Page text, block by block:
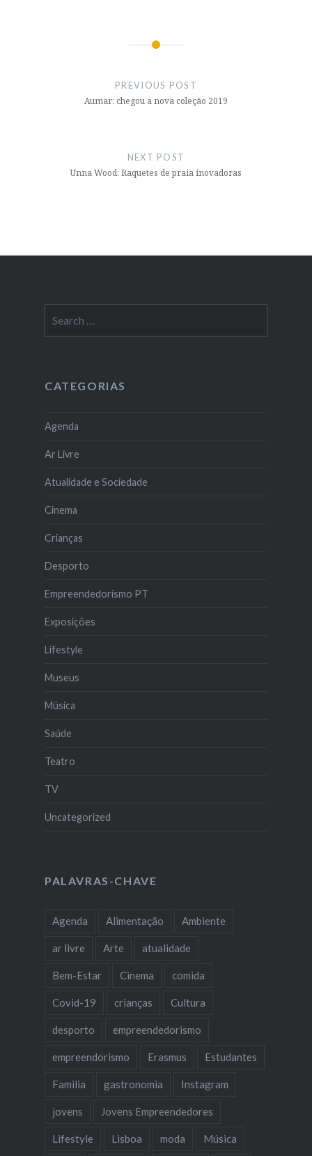
PREVIOUS POST
Aumar: chegou a nova coleção 2019
NEXT POST
Unna Wood: Raquetes de praia inovadoras
for:
CATEGORIAS
Agenda
Ar Livre
Atualidade e Sociedade
Cinema
Crianças
Desporto
Empreendedorismo PT
Exposições
Lifestyle
Museus
Música
Saúde
Teatro
TV
Uncategorized
PALAVRAS-CHAVE
Agenda Alimentação Ambiente
ar livre Arte atualidade
Bem-Estar Cinema comida
Covid-19 crianças Cultura
desporto empreendedorismo
empreendorismo Erasmus Estudantes
Familia gastronomia Instagram
jovens Jovens Empreendedores
Lifestyle Lisboa moda Música